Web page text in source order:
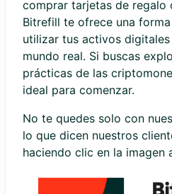
comprar tarjetas de regalo
Bitrefill te ofrece una
utilizar tus activos
mundo real. Si buscas
prácticas de las
ideal para comenzar.
No te quedes solo con
lo que dicen nuestros
haciendo clic en la imagen